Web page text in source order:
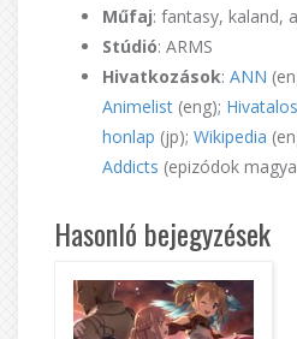
Műfaj: fantasy, kaland,
Stúdió: ARMS
Hivatkozások: ANN
Animelist (eng); Hivatalos
honlap (jp); Wikipedia
Addicts (epizódok
Hasonló bejegyzések